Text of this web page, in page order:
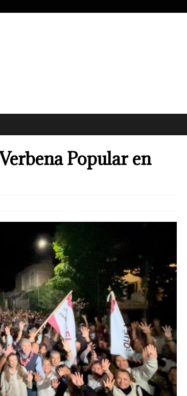
Popular en